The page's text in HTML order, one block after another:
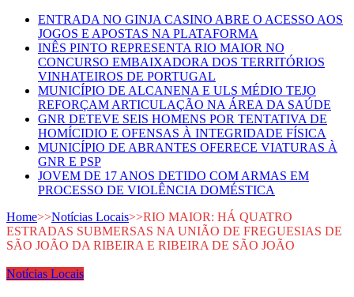
ENTRADA NO GINJA CASINO ABRE O ACESSO AOS
JOGOS E APOSTAS NA PLATAFORMA
INÊS PINTO REPRESENTA RIO MAIOR NO
CONCURSO EMBAIXADORA DOS TERRITÓRIOS
VINHATEIROS DE PORTUGAL
MUNICÍPIO DE ALCANENA E ULS MÉDIO TEJO
REFORÇAM ARTICULAÇÃO NA ÁREA DA SAÚDE
GNR DETEVE SEIS HOMENS POR TENTATIVA DE
HOMÍCIDIO E OFENSAS À INTEGRIDADE FÍSICA
MUNICÍPIO DE ABRANTES OFERECE VIATURAS À
GNR E PSP
JOVEM DE 17 ANOS DETIDO COM ARMAS EM
PROCESSO DE VIOLÊNCIA DOMÉSTICA
Home>>Notícias Locais>>RIO MAIOR: HÁ QUATRO
ESTRADAS SUBMERSAS NA UNIÃO DE FREGUESIAS DE
SÃO JOÃO DA RIBEIRA E RIBEIRA DE SÃO JOÃO
Notícias Locais